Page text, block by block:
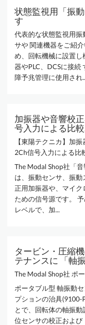
状態監視用「振
す
代表的な状態監視用
サや 関連機器をご紹
め、回転機械に設置
器やPLC、DCSに接続
障予兆管理に使用され
加振器や音響校
号入力による比較
【東陽テクニカ】加
2Ch信号入力による比
The Modal Shop社「
は、振動センサ、振
正用加振器や、マイ
ための信号源です。
レベルで、加...
タービン・圧縮
テナンスに 「軸
The Modal Shop社 ポ
ポータブル型 軸振動
プションの治具(9100-
とで、回転体の軸振
位センサの校正およ